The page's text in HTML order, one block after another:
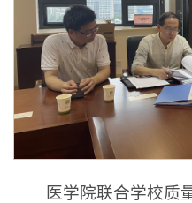
医学院联合学校质